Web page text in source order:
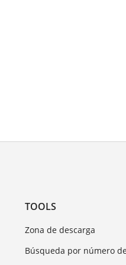
TOOLS
Zona de descarga
Búsqueda por número